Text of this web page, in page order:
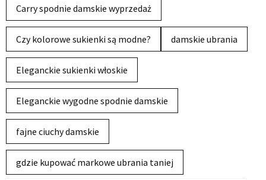
Carry spodnie damskie wyprzedaż
Czy kolorowe sukienki są modne? damskie ubrania
Eleganckie sukienki włoskie
Eleganckie wygodne spodnie damskie
fajne ciuchy damskie
gdzie kupować markowe ubrania taniej